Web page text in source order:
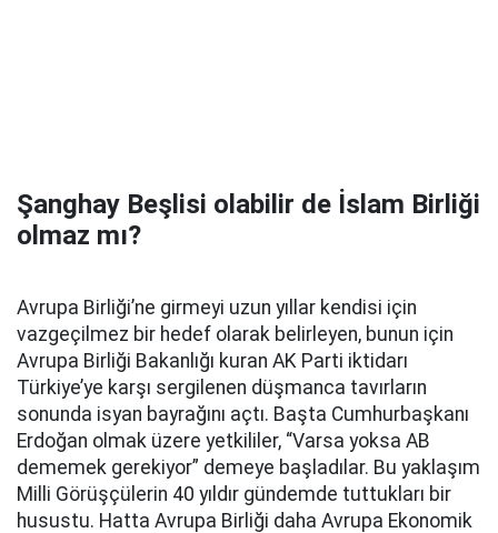
Şanghay Beşlisi olabilir de İslam Birliği
olmaz mı?
Avrupa Birliği’ne girmeyi uzun yıllar kendisi için
vazgeçilmez bir hedef olarak belirleyen, bunun için
Avrupa Birliği Bakanlığı kuran AK Parti iktidarı
Türkiye’ye karşı sergilenen düşmanca tavırların
sonunda isyan bayrağını açtı. Başta Cumhurbaşkanı
Erdoğan olmak üzere yetkililer, “Varsa yoksa AB
dememek gerekiyor” demeye başladılar. Bu yaklaşım
Milli Görüşçülerin 40 yıldır gündemde tuttukları bir
husustu. Hatta Avrupa Birliği daha Avrupa Ekonomik